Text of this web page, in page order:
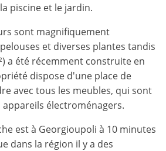
piscine et le jardin.
sont magnifiquement
et diverses plantes tandis
a été récemment construite en
dispose d'une place de
avec tous les meubles, qui sont
appareils électroménagers.
est à Georgioupoli à 10 minutes
dans la région il y a des